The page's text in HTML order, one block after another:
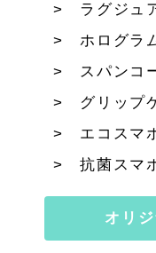
ラグジュ
ホログラ
スパンコ
グリップ
エコスマ
抗菌スマ
オリ